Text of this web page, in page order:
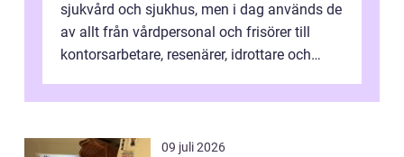
sjukvård och sjukhus, men i dag används de
av allt från vårdpersonal och frisörer till
kontorsarbetare, resenärer, idrottare och
09 juli 2026